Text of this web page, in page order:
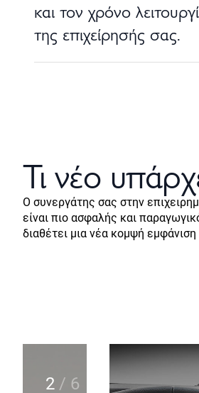
και τον χρόνο
της επιχείρησής σας.
Τι νέο
Ο συνεργάτης σας στην
είναι πιο ασφαλής και
διαθέτει μια νέα κομψή εμφάνιση
2 / 6